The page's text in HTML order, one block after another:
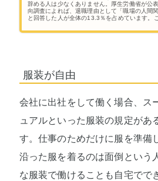
辞める人は少なくありません。厚生労働省が公
向調査によれば、退職理由として「職場の人間
と回答した人が全体の13.3％を占めています。
めることは珍しくないということが分かります
服装が自由
会社に出社をして働く場合、ス
ュアルといった服装の規定があ
す。仕事のためだけに服を準備
沿った服を着るのは面倒という
な服装で働けることも自宅でで